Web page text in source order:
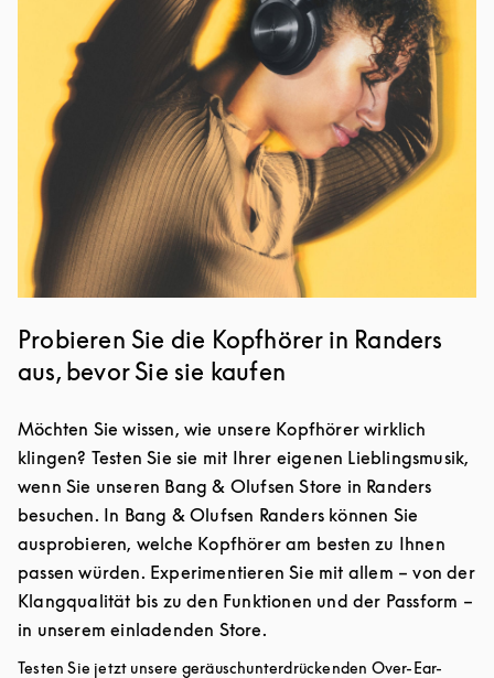
Probieren Sie die Kopfhörer in Randers
aus, bevor Sie sie kaufen
Möchten Sie wissen, wie unsere Kopfhörer wirklich
klingen? Testen Sie sie mit Ihrer eigenen Lieblingsmusik,
wenn Sie unseren Bang & Olufsen Store in Randers
besuchen. In Bang & Olufsen Randers können Sie
ausprobieren, welche Kopfhörer am besten zu Ihnen
passen würden. Experimentieren Sie mit allem – von der
Klangqualität bis zu den Funktionen und der Passform –
in unserem einladenden Store.
Testen Sie jetzt unsere geräuschunterdrückenden Over-Ear-